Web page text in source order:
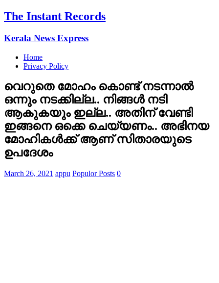
The Instant Records
Kerala News Express
Home
Privacy Policy
വെറുതെ മോഹം കൊണ്ട് നടന്നാല്‍
ഒന്നും നടക്കില്ല.. നിങ്ങള്‍ നടി
ആകുകയും ഇല്ല.. അതിന് വേണ്ടി
ഇങ്ങനെ ഒക്കെ ചെയ്യണം.. അഭിനയ
മോഹികള്‍ക്ക് ആണ് സിതാരയുടെ
ഉപദേശം
March 26, 2021 appu Populor Posts 0